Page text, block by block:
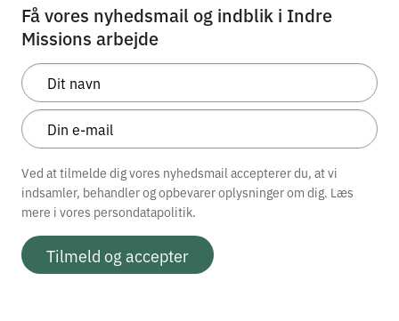
Få vores nyhedsmail og indblik i Indre
Missions arbejde
Ved at tilmelde dig vores nyhedsmail accepterer du, at vi
indsamler, behandler og opbevarer oplysninger om dig. Læs
mere i vores persondatapolitik.
Tilmeld og accepter